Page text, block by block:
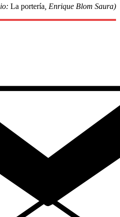
La portería , Enrique Blom Saura)